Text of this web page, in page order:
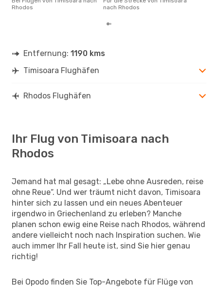
Rhodos
nach Rhodos
Entfernung: 1190 kms
Timisoara Flughäfen
Rhodos Flughäfen
Ihr Flug von Timisoara nach
Rhodos
Jemand hat mal gesagt: „Lebe ohne Ausreden, reise
ohne Reue“. Und wer träumt nicht davon, Timisoara
hinter sich zu lassen und ein neues Abenteuer
irgendwo in Griechenland zu erleben? Manche
planen schon ewig eine Reise nach Rhodos, während
andere vielleicht noch nach Inspiration suchen. Wie
auch immer Ihr Fall heute ist, sind Sie hier genau
richtig!
Bei Opodo finden Sie Top-Angebote für Flüge von